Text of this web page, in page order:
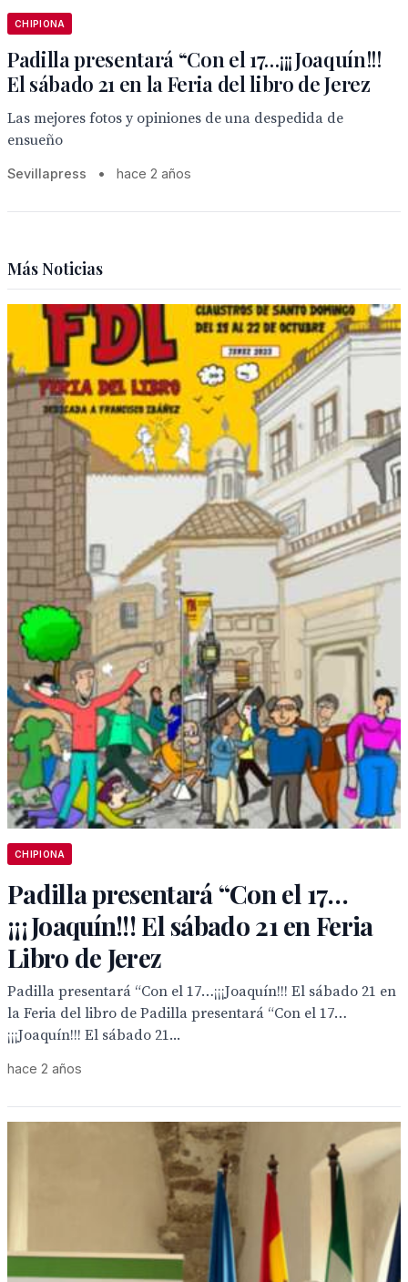
CHIPIONA
Padilla presentará “Con el 17…¡¡¡Joaquín!!!
El sábado 21 en la Feria del libro de Jerez
Las mejores fotos y opiniones de una despedida de
ensueño
Sevillapress • hace 2 años
Más Noticias
CHIPIONA
Padilla presentará “Con el 17…
¡¡¡Joaquín!!! El sábado 21 en Feria
Libro de Jerez
Padilla presentará “Con el 17…¡¡¡Joaquín!!! El sábado 21 en
la Feria del libro de Padilla presentará “Con el 17…
¡¡¡Joaquín!!! El sábado 21...
hace 2 años